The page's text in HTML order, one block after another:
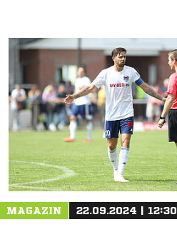
MAGAZIN 22.09.2024 | 12:30